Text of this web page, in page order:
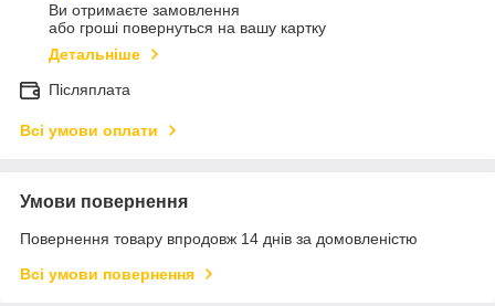
Ви отримаєте замовлення
або гроші повернуться на вашу картку
Детальніше
Післяплата
Всі умови оплати
Умови повернення
Повернення товару впродовж 14 днів за домовленістю
Всі умови повернення